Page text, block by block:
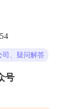
司、疑问解答
号